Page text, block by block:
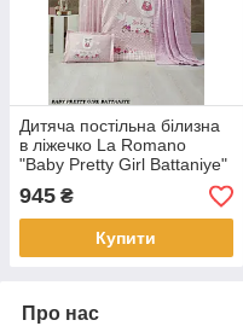
Дитяча постільна білизна
в ліжечко La Romano
"Baby Pretty Girl Battaniye"
004 Рожевий
945 ₴
Купити
Про нас